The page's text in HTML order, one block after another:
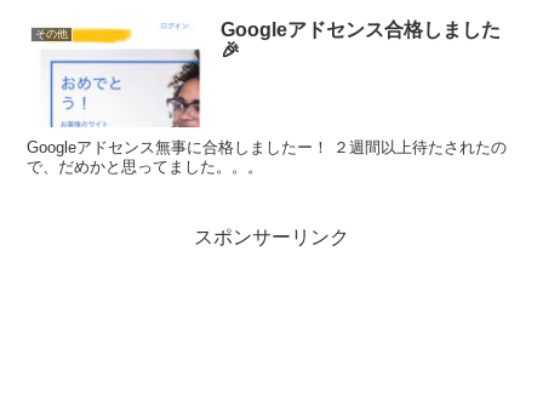
その他
Googleアドセンス合格しました
🎉
Googleアドセンス無事に合格しましたー！ ２週間以上待たされたの
で、だめかと思ってました。。。
スポンサーリンク